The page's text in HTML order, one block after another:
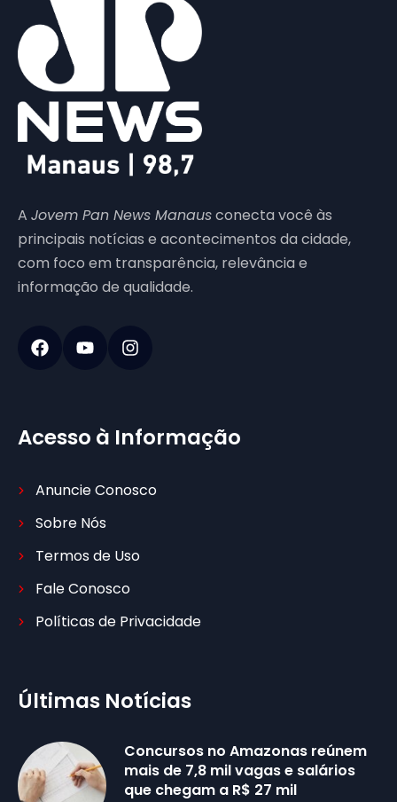
A Jovem Pan News Manausconecta você às
principais notícias e acontecimentos da cidade,
com foco em transparência, relevância e
informação de qualidade.
Acesso à Informação
Anuncie Conosco
Sobre Nós
Termos de Uso
Fale Conosco
Políticas de Privacidade
Últimas Notícias
Concursos no Amazonas reúnem
mais de 7,8 mil vagas e salários
que chegam a R$ 27 mil